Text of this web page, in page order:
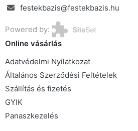
festekbazis@festekbazis.hu
Powered by:
Online vásárlás
Adatvédelmi Nyilatkozat
Általános Szerződési Feltételek
Szállítás és fizetés
GYIK
Panaszkezelés